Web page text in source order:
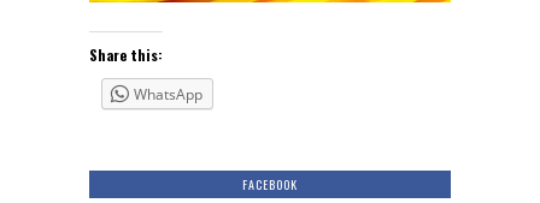
Share this:
WhatsApp
FACEBOOK